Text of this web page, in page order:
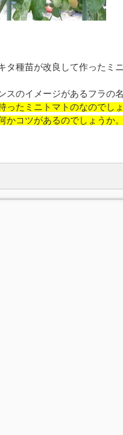
タ種苗が改良して作ったミ
スのイメージがあるフラの
ったミニトマトのなのでしょ
かコツがあるのでしょうか。